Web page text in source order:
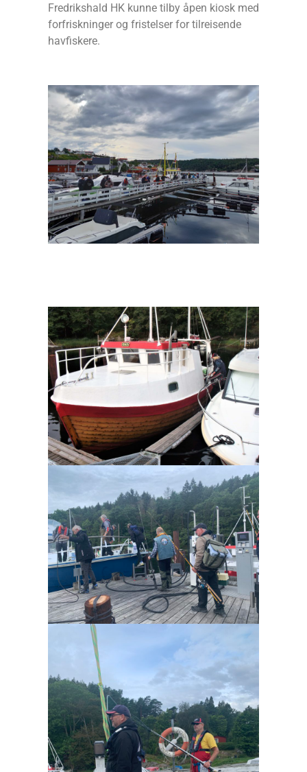
Fredrikshald HK kunne tilby åpen kiosk med
forfriskninger og fristelser for tilreisende
havfiskere.